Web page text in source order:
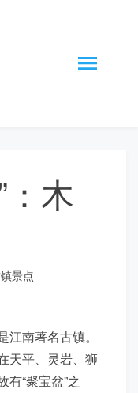
：木
景点
南著名古镇。
天平、灵岩、狮
“聚宝盆”之